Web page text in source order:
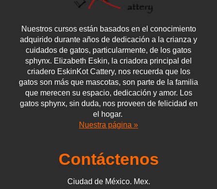
Nuestros cursos están basados en el conocimiento
adquirido durante años de dedicación a la crianza y
cuidados de gatos, particularmente, de los gatos
sphynx. Elizabeth Eskin, la criadora principal del
criadero EskinKot Cattery, nos recuerda que los
gatos son más que mascotas, son parte de la familia
que merecen su espacio, dedicación y amor. Los
gatos sphynx, sin duda, nos proveen de felicidad en
el hogar.
Nuestra página »
Contáctenos
Ciudad de México. Mex.